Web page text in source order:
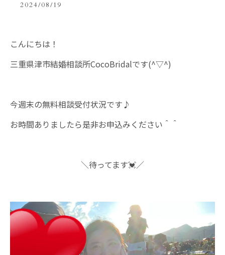
2024/08/19
こんにちは！
三重県津市結婚相談所CocoBridalです(^▽^)
今週末の無料相談受付状況です♪
お時間ありましたら是非お申込みください＾＾
＼待ってます💓／